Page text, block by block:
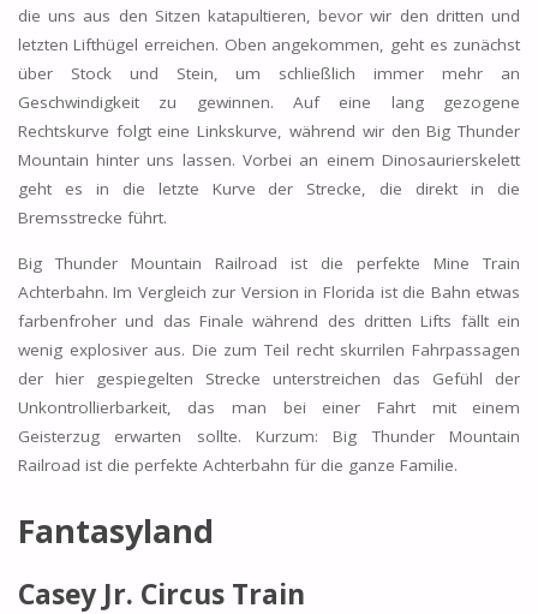
die uns aus den Sitzen katapultieren, bevor wir den dritten und
letzten Lifthügel erreichen. Oben angekommen, geht es zunächst
über Stock und Stein, um schließlich immer mehr an
Geschwindigkeit zu gewinnen. Auf eine lang gezogene
Rechtskurve folgt eine Linkskurve, während wir den Big Thunder
Mountain hinter uns lassen. Vorbei an einem Dinosaurierskelett
geht es in die letzte Kurve der Strecke, die direkt in die
Bremsstrecke führt.
Big Thunder Mountain Railroad ist die perfekte Mine Train
Achterbahn. Im Vergleich zur Version in Florida ist die Bahn etwas
farbenfroher und das Finale während des dritten Lifts fällt ein
wenig explosiver aus. Die zum Teil recht skurrilen Fahrpassagen
der hier gespiegelten Strecke unterstreichen das Gefühl der
Unkontrollierbarkeit, das man bei einer Fahrt mit einem
Geisterzug erwarten sollte. Kurzum: Big Thunder Mountain
Railroad ist die perfekte Achterbahn für die ganze Familie.
Fantasyland
Casey Jr. Circus Train